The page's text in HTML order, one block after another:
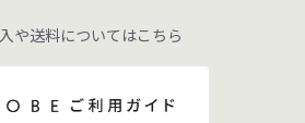
や送料についてはこちら